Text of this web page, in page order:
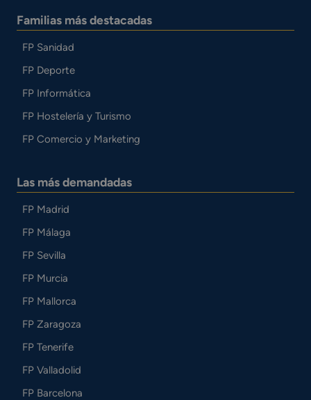
Familias más destacadas
FP Sanidad
FP Deporte
FP Informática
FP Hostelería y Turismo
FP Comercio y Marketing
Las más demandadas
FP Madrid
FP Málaga
FP Sevilla
FP Murcia
FP Mallorca
FP Zaragoza
FP Tenerife
FP Valladolid
FP Barcelona